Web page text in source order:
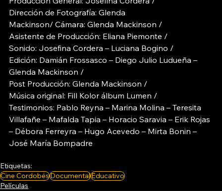
Dirección de Fotografía: Glenda
Mackinson/ Cámara: Glenda Mackinson /
Asistente de Producción: Eliana Piemonte /
Sonido: Josefina Cordera – Luciana Bogino /
Edición: Damián Frossasco – Diego Julio Ludueña –
Glenda Mackinson /
Post Producción: Glenda Mackinson /
Música original: Fill Kolor álbum Lumen /
Testimonios: Pablo Reyna – Marina Molina – Teresita
Villafañe – Mafalda Tapia – Horacio Saravia – Erik Rojas
– Débora Ferreyra – Hugo Acevedo – Mirta Bonin –
José María Bompadre
Etiquetas:
Cine CordobésDocumentalEducativo
Películas